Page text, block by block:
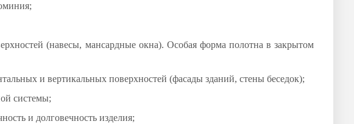
(навесы, мансардные окна). Особая форма полотна в закрытом
и вертикальных поверхностей (фасады зданий, стены беседок);
системы;
и долговечность изделия;